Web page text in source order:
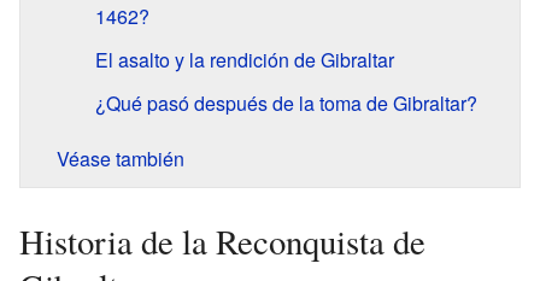
1462?
El asalto y la rendición de Gibraltar
¿Qué pasó después de la toma de Gibraltar?
Véase también
Historia de la Reconquista de